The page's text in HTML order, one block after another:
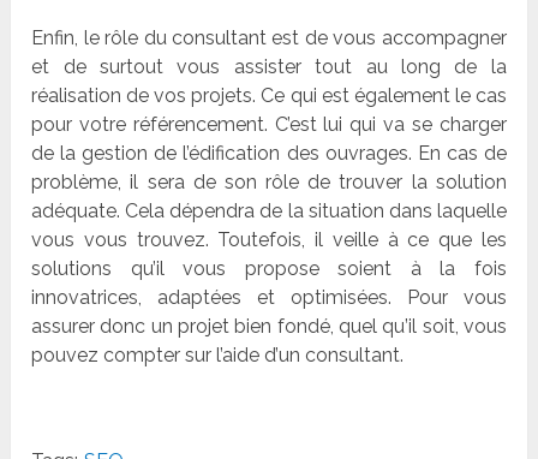
Enfin, le rôle du consultant est de vous accompagner
et de surtout vous assister tout au long de la
réalisation de vos projets. Ce qui est également le cas
pour votre référencement. C’est lui qui va se charger
de la gestion de l’édification des ouvrages. En cas de
problème, il sera de son rôle de trouver la solution
adéquate. Cela dépendra de la situation dans laquelle
vous vous trouvez. Toutefois, il veille à ce que les
solutions qu’il vous propose soient à la fois
innovatrices, adaptées et optimisées. Pour vous
assurer donc un projet bien fondé, quel qu’il soit, vous
pouvez compter sur l’aide d’un consultant.